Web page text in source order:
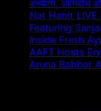
अध्यात्म, आत्मबोध
Nat Habit
Featuring
Inside Fresh
AAFT Hosts
Aruna Babbar